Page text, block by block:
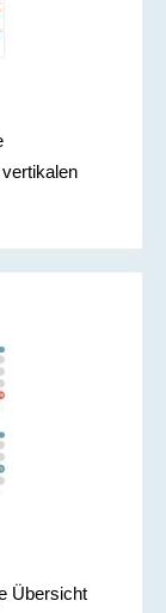
Übersicht